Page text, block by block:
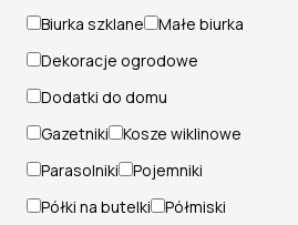
Biurka szklane
Małe biurka
Dekoracje ogrodowe
Dodatki do domu
Gazetniki
Kosze wiklinowe
Parasolniki
Pojemniki
Półki na butelki
Półmiski